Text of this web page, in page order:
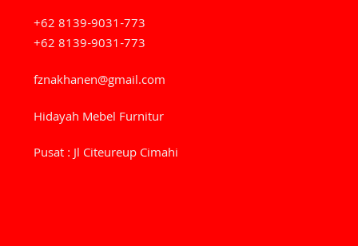
+62 8139-9031-773
+62 8139-9031-773
fznakhanen@gmail.com
Hidayah Mebel Furnitur
Pusat : Jl Citeureup Cimahi